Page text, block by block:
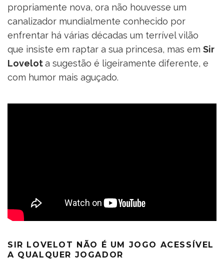
propriamente nova, ora não houvesse um
canalizador mundialmente conhecido por
enfrentar há várias décadas um terrível vilão
que insiste em raptar a sua princesa, mas em Sir
Lovelota sugestão é ligeiramente diferente, e
com humor mais aguçado.
.
SIR LOVELOT NÃO É UM JOGO ACESSÍVEL
A QUALQUER JOGADOR